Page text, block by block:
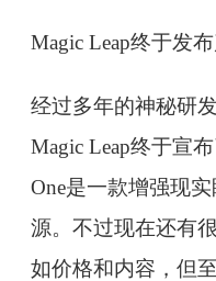
Magic Leap终于发
经过多年的神秘研
Magic Leap终于宣
One是一款增强现
源。不过现在还有
如价格和内容，但